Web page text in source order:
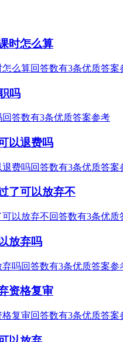
时怎么算
么算回答数有3条优质答案
吗
答数有3条优质答案参考
以退费吗
费吗回答数有3条优质答案
了可以放弃不
以放弃不回答数有3条优质
放弃吗
吗回答数有3条优质答案参
资格复审
复审回答数有3条优质答案